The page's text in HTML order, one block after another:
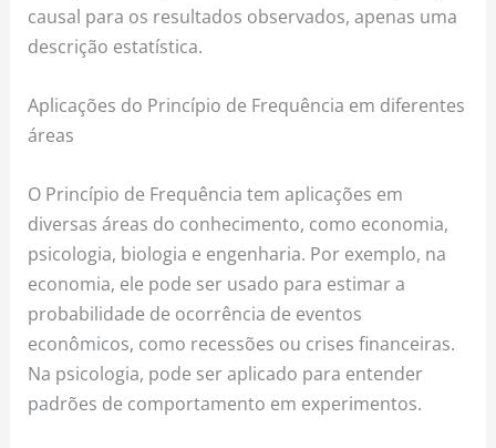
causal para os resultados observados, apenas uma
descrição estatística.
Aplicações do Princípio de Frequência em diferentes
áreas
O Princípio de Frequência tem aplicações em
diversas áreas do conhecimento, como economia,
psicologia, biologia e engenharia. Por exemplo, na
economia, ele pode ser usado para estimar a
probabilidade de ocorrência de eventos
econômicos, como recessões ou crises financeiras.
Na psicologia, pode ser aplicado para entender
padrões de comportamento em experimentos.